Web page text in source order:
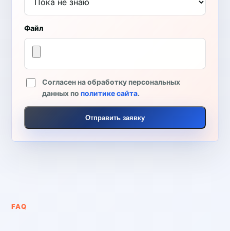
Файл
Согласен на обработку персональных
данных пополитике сайта.
Отправить заявку
FAQ